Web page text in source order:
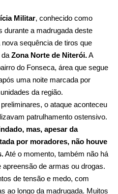
Militar, conhecido como
durante a madrugada deste
sequência de tiros que
Zona Norte de Niterói.A
do Fonseca, área que segue
uma noite marcada por
da região.
o ataque aconteceu
patrulhamento ostensivo.
mas, apesar da
por moradores, não houve
Até o momento, também não há
de armas ou drogas.
de tensão e medo, com
ao longo da madrugada. Muitos